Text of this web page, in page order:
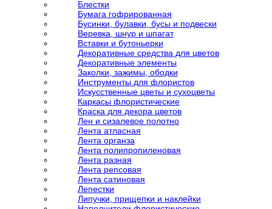
Блестки
Бумага гофрированная
Бусинки, булавки, бусы и подвески
Веревка, шнур и шпагат
Вставки и бутоньерки
Декоративные средства для цветов
Декоративные элементы
Заколки, зажимы, ободки
Инструменты для флористов
Искусственные цветы и сухоцветы
Каркасы флористические
Краска для декора цветов
Лен и сизалевое полотно
Лента атласная
Лента органза
Лента полипропиленовая
Лента разная
Лента репсовая
Лента сатиновая
Лепестки
Липучки, прищепки и наклейки